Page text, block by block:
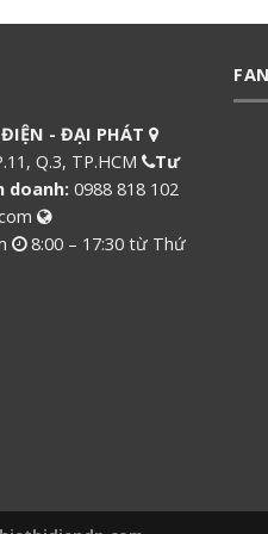
- ĐẠI PHÁT
Q.3, TP.HCM
Tư
doanh: 0988 818 102
8:00 – 17:30 từ Thứ